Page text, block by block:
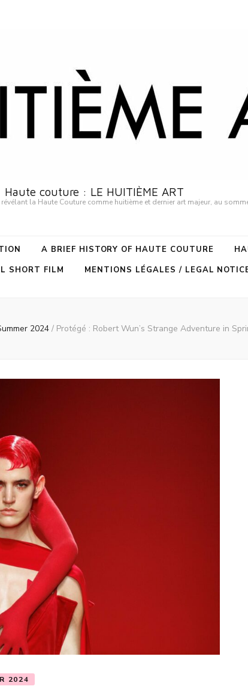
Haute couture : LE HUITIÈME ART
la Haute Couture comme huitième et dernier art majeur, au
A BRIEF HISTORY OF HAUTE COUTURE
SHORT FILM
MENTIONS LÉGALES / LEGAL
2024 / Protégé : Robert Wun’s Strange Adventure in
2024